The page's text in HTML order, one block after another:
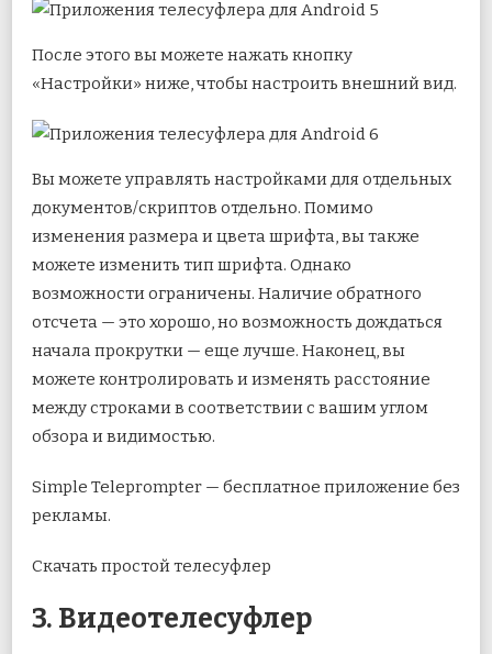
После этого вы можете нажать кнопку
«Настройки» ниже, чтобы настроить внешний вид.
Вы можете управлять настройками для отдельных
документов/скриптов отдельно. Помимо
изменения размера и цвета шрифта, вы также
можете изменить тип шрифта. Однако
возможности ограничены. Наличие обратного
отсчета — это хорошо, но возможность дождаться
начала прокрутки — еще лучше. Наконец, вы
можете контролировать и изменять расстояние
между строками в соответствии с вашим углом
обзора и видимостью.
Simple Teleprompter — бесплатное приложение без
рекламы.
Скачать простой телесуфлер
3. Видеотелесуфлер